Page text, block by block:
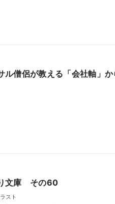
僧侶が教える「会社軸」か
文庫 その60
スト